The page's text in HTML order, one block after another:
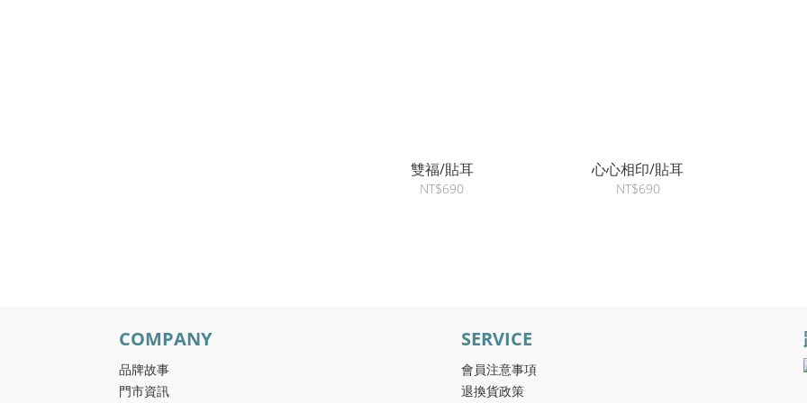
雙福/貼耳
NT$690
心心相印/貼耳
NT$690
COMPANY
品牌故事
門市資訊
SERVICE
會員注意事項
退換貨政策